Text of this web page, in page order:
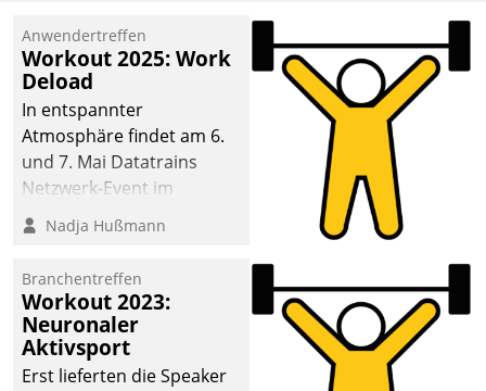
Anwendertreffen
Workout 2025: Work
Deload
In entspannter
Atmosphäre findet am 6.
und 7. Mai Datatrains
Netzwerk-Event im
Kunden- und Partnerkreis
statt. Zentrale Frage: Wie
Mammutprojekte
meistern und Workloads
wuppen – bei zunehmend
anspruchsvollen
Nadja Hußmann
Branchentreffen
Workout 2023:
Neuronaler
Aktivsport
Erst lieferten die Speaker